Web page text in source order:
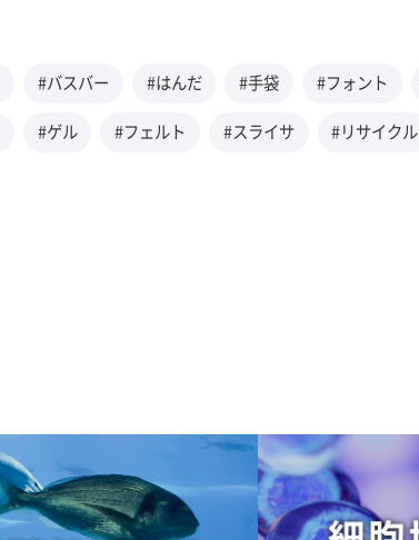
#バスバー #はんだ #手袋 #フォント
#ゲル #フェルト #スライサ #リサイクル